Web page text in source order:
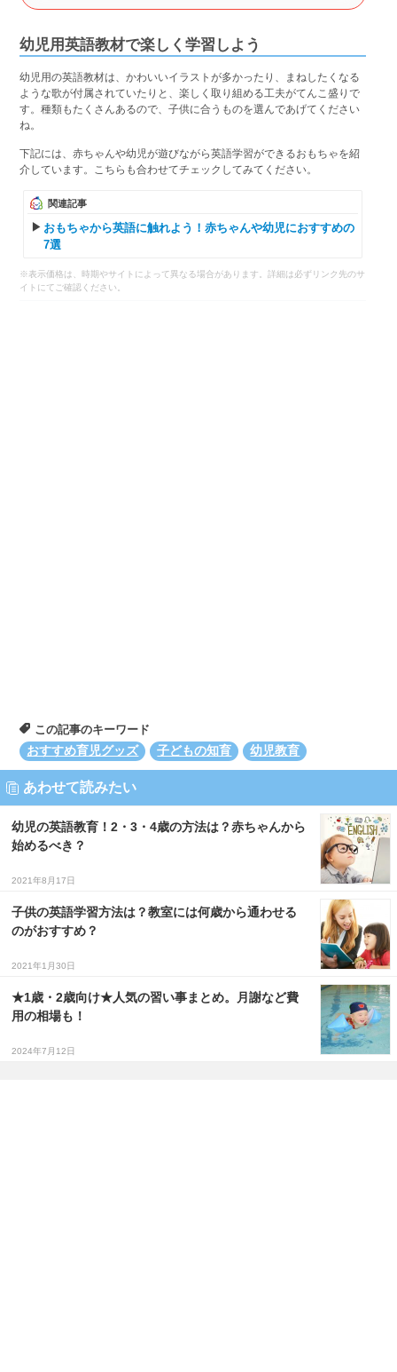
幼児用英語教材で楽しく学習しよう
幼児用の英語教材は、かわいいイラストが多かったり、まねしたくなる
ような歌が付属されていたりと、楽しく取り組める工夫がてんこ盛りで
す。種類もたくさんあるので、子供に合うものを選んであげてください
ね。
下記には、赤ちゃんや幼児が遊びながら英語学習ができるおもちゃを紹
介しています。こちらも合わせてチェックしてみてください。
関連記事
おもちゃから英語に触れよう！赤ちゃんや幼児におすすめの
7選
※表示価格は、時期やサイトによって異なる場合があります。詳細は必ずリンク先のサ
イトにてご確認ください。
この記事のキーワード
おすすめ育児グッズ
子どもの知育 幼児教育
あわせて読みたい
幼児の英語教育！2・3・4歳の方法は？赤ちゃんから
始めるべき？
2021年8月17日
子供の英語学習方法は？教室には何歳から通わせる
のがおすすめ？
2021年1月30日
★1歳・2歳向け★人気の習い事まとめ。月謝など費
用の相場も！
2024年7月12日